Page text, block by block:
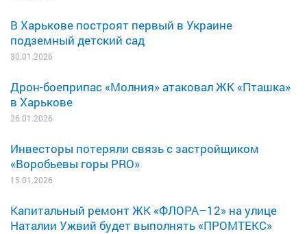
В Харькове построят первый в Украине
подземный детский сад
30.01.2026
Дрон-боеприпас «Молния» атаковал ЖК «Пташка»
в Харькове
26.01.2026
Инвесторы потеряли связь с застройщиком
«Воробьевы горы PRO»
15.01.2026
Капитальный ремонт ЖК «ФЛОРА–12» на улице
Наталии Ужвий будет выполнять «ПРОМТЕКС»